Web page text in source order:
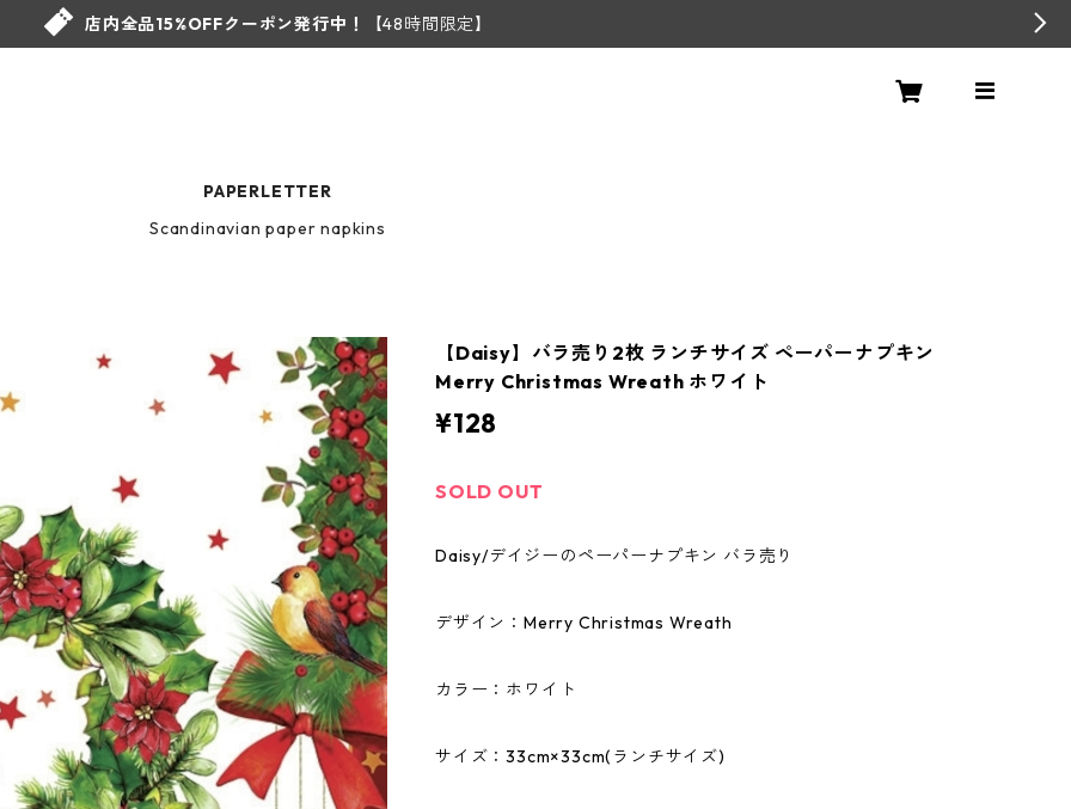
店内全品15%OFFクーポン発行中！ 【48時間限定】
PAPERLETTER
Scandinavian paper napkins
【Daisy】バラ売り2枚 ランチサイズ ペーパーナプキン
Merry Christmas Wreath ホワイト
¥128
SOLD OUT
Daisy/デイジーのペーパーナプキン バラ売り
デザイン：Merry Christmas Wreath
カラー：ホワイト
サイズ：33cm×33cm(ランチサイズ)